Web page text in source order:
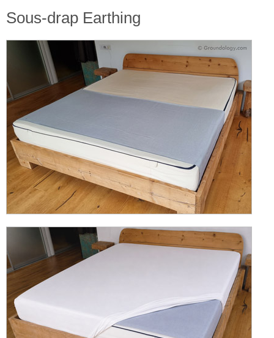
Sous-drap Earthing